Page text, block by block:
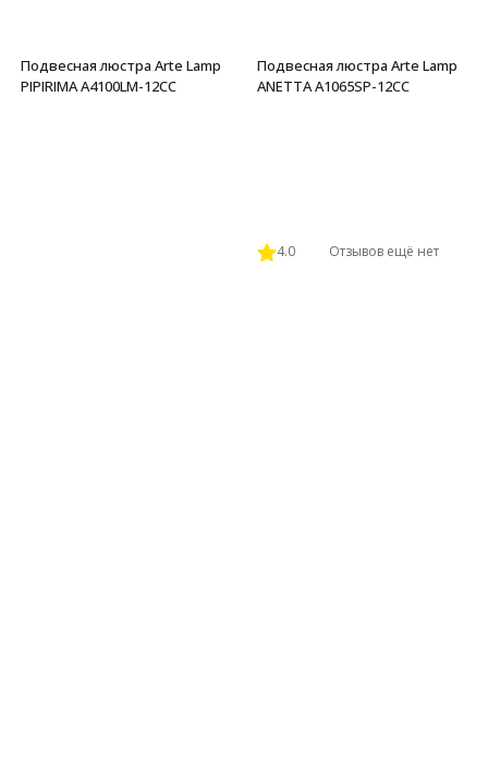
Подвесная люстра Arte Lamp
PIPIRIMA A4100LM-12CC
Подвесная люстра Arte Lamp
ANETTA A1065SP-12CC
4.0 Отзывов ещё нет